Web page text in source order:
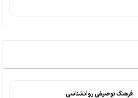
فرهنگ توصیفی روانشناسی